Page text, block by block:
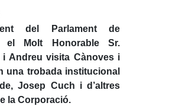
del Parlament de
el Molt Honorable Sr.
Andreu visita Cànoves i
una trobada institucional
Josep Cuch i d’altres
la Corporació.